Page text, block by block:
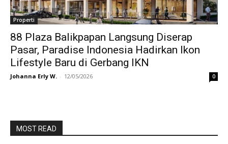
Properti
88 Plaza Balikpapan Langsung Diserap
Pasar, Paradise Indonesia Hadirkan Ikon
Lifestyle Baru di Gerbang IKN
Johanna Erly W. - 12/05/2026 0
MOST READ